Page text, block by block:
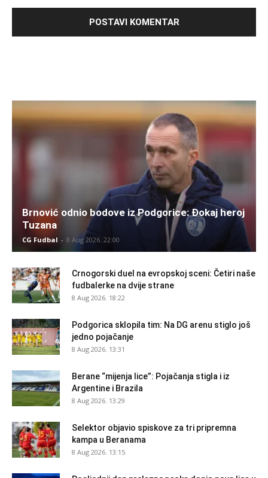
Brnović odnio bodove iz Podgorice: Đokaj heroj
Tuzana
CG Fudbal - 8 Aug 2026. 22:00
Crnogorski duel na evropskoj sceni: Četiri naše
fudbalerke na dvije strane
8 Aug 2026. 18:22
Podgorica sklopila tim: Na DG arenu stiglo još
jedno pojačanje
8 Aug 2026. 13:31
Berane “mijenja lice”: Pojačanja stigla i iz
Argentine i Brazila
8 Aug 2026. 13:29
Selektor objavio spiskove za tri pripremna
kampa u Beranama
8 Aug 2026. 13:15